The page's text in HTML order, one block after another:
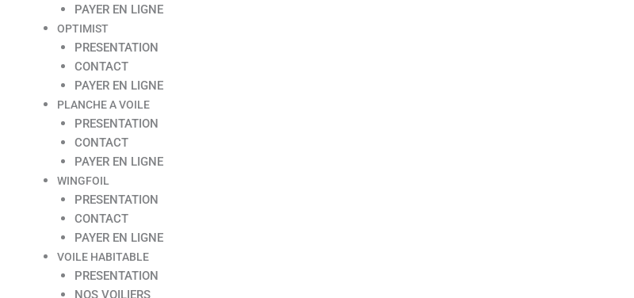
PAYER EN LIGNE
OPTIMIST
PRESENTATION
CONTACT
PAYER EN LIGNE
PLANCHE A VOILE
PRESENTATION
CONTACT
PAYER EN LIGNE
WINGFOIL
PRESENTATION
CONTACT
PAYER EN LIGNE
VOILE HABITABLE
PRESENTATION
NOS VOILIERS